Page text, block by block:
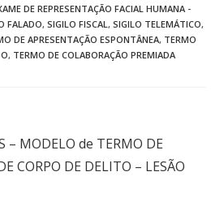
DE REPRESENTAÇÃO FACIAL HUMANA -
FALADO, SIGILO FISCAL , SIGILO TELEMÁTICO,
DE APRESENTAÇÃO ESPONTÂNEA, TERMO
, TERMO DE COLABORAÇÃO PREMIADA
– MODELO de TERMO DE
CORPO DE DELITO – LESÃO